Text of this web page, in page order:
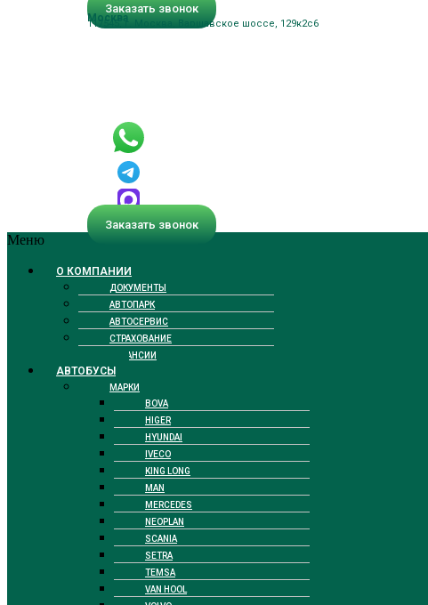
Заказать звонок
Москва
117545, г. Москва, Варшавское шоссе, 129к2с6
Заказать звонок
Меню
О КОМПАНИИ
ДОКУМЕНТЫ
АВТОПАРК
АВТОСЕРВИС
СТРАХОВАНИЕ
ВАКАНСИИ
АВТОБУСЫ
МАРКИ
BOVA
HIGER
HYUNDAI
IVECO
KING LONG
MAN
MERCEDES
NEOPLAN
SCANIA
SETRA
TEMSA
VAN HOOL